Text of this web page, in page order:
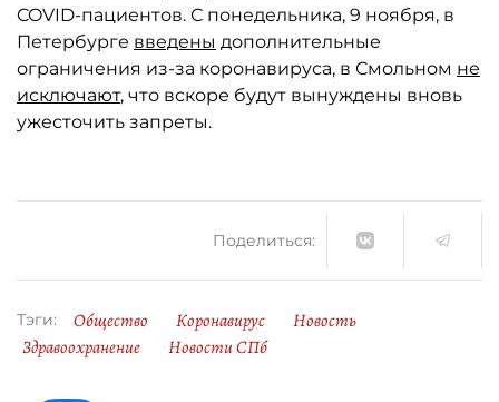
COVID-пациентов. С понедельника, 9 ноября, в
Петербурге введены дополнительные
ограничения из-за коронавируса, в Смольном не
исключают, что вскоре будут вынуждены вновь
ужесточить запреты.
Поделиться:
Тэги: Общество Коронавирус
Новость
Здравоохранение
Новости СПб